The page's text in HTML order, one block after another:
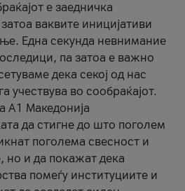
е заедничка
ваквите иницијативи
Една секунда невнимание
па затоа е важно
дека секој од нас
учествува во сообраќајот.
A1 Македонија
да стигне до што поголем
поголема свесност и
но и да покажат дека
помеѓу институциите и